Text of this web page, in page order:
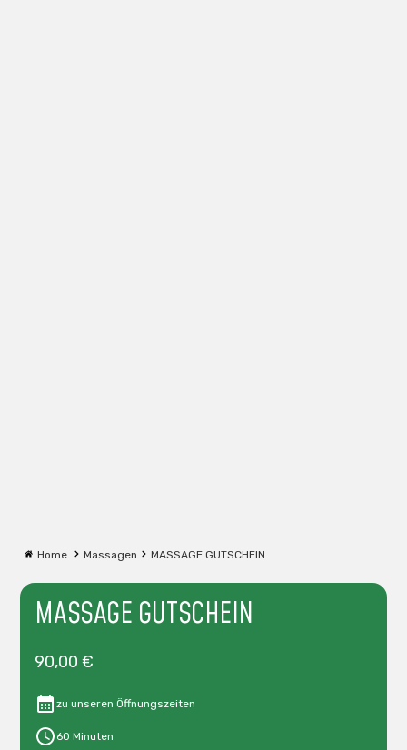
Home Massagen MASSAGE GUTSCHEIN
MASSAGE GUTSCHEIN
90,00 €
zu unseren Öffnungszeiten
60 Minuten